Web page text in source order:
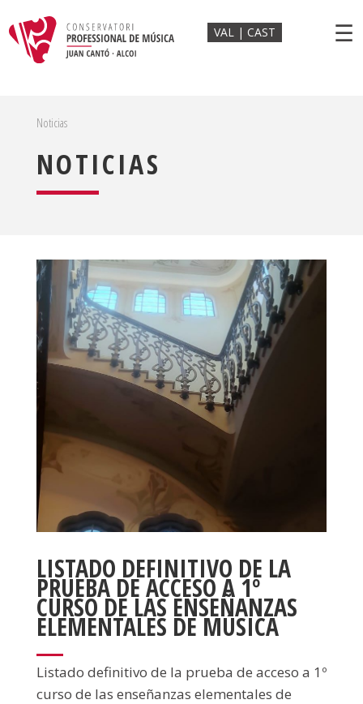
VAL CAST ☰
Noticias
NOTICIAS
LISTADO DEFINITIVO DE LA
PRUEBA DE ACCESO A 1º
CURSO DE LAS ENSEÑANZAS
ELEMENTALES DE MÚSICA
Listado definitivo de la prueba de acceso a 1º
curso de las enseñanzas elementales de